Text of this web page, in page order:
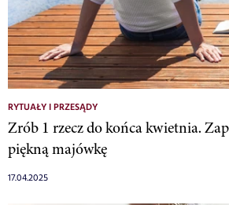
RYTUAŁY I PRZESĄDY
Zrób 1 rzecz do końca kwietnia.
piękną majówkę
17.04.2025